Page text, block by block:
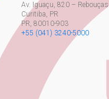
Av. Iguaçu, 820 – Rebouças
Curitiba, PR
PR, 80010-903
+55 (041) 3240-5000